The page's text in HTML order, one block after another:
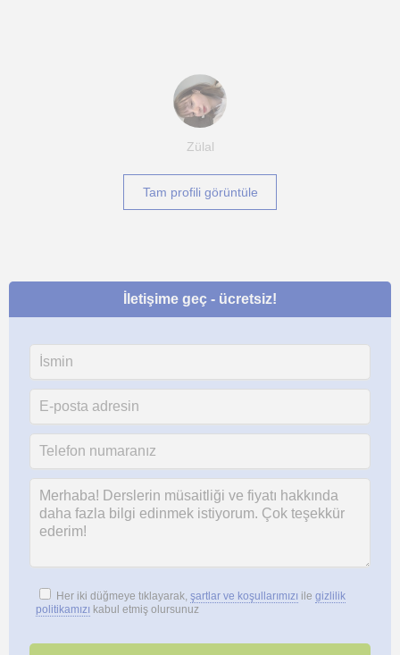
Zülal
Tam profili görüntüle
İletişime geç - ücretsiz!
Her iki düğmeye tıklayarak, şartlar ve koşullarımızı ile gizlilik
politikamızı kabul etmiş olursunuz